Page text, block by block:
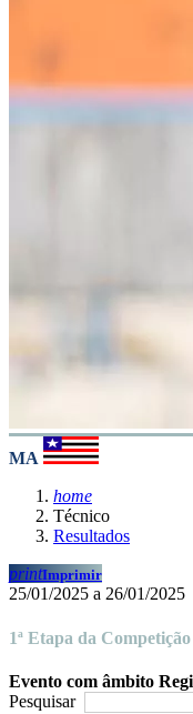
MA
home
Técnico
Resultados
printImprimir
25/01/2025 a 26/01/2025
1ª Etapa da
Evento com âmbito
Pesquisar